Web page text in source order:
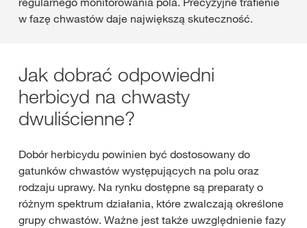
w fazę chwastów daje największą skuteczność.
Jak dobrać odpowiedni
herbicyd na chwasty
dwuliścienne?
Dobór herbicydu powinien być dostosowany do
gatunków chwastów występujących na polu oraz
rodzaju uprawy. Na rynku dostępne są preparaty o
różnym spektrum działania, które zwalczają określone
grupy chwastów. Ważne jest także uwzględnienie fazy